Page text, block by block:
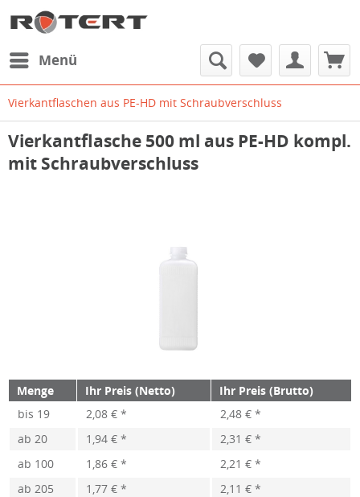
Menü
Vierkantflaschen aus PE-HD mit Schraubverschluss
Vierkantflasche 500 ml aus PE-HD kompl.
mit Schraubverschluss
Menge Ihr Preis (Netto)
Ihr Preis (Brutto)
bis 19 2,08 € *
2,48 € *
ab 20 1,94 € *
2,31 € *
ab 100 1,86 € *
2,21 € *
ab 205 1,77 € *
2,11 € *